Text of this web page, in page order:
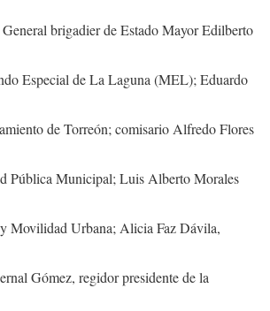
brigadier de Estado Mayor Edilberto
Especial de La Laguna (MEL); Eduardo
de Torreón; comisario Alfredo Flores
Pública Municipal; Luis Alberto Morales
Movilidad Urbana; Alicia Faz Dávila,
Gómez, regidor presidente de la